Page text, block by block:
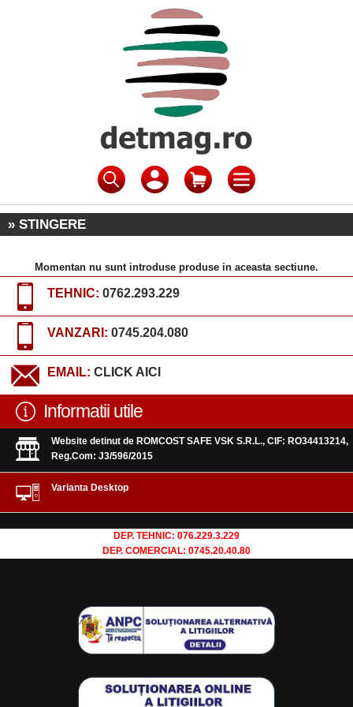
» STINGERE
Momentan nu sunt introduse produse in aceasta sectiune.
TEHNIC: 0762.293.229
VANZARI: 0745.204.080
EMAIL: CLICK AICI
Informatii utile
Website detinut de ROMCOST SAFE VSK S.R.L., CIF: RO34413214,
Reg.Com: J3/596/2015
Varianta Desktop
DEP. TEHNIC: 076.229.3.229
DEP. COMERCIAL: 0745.20.40.80